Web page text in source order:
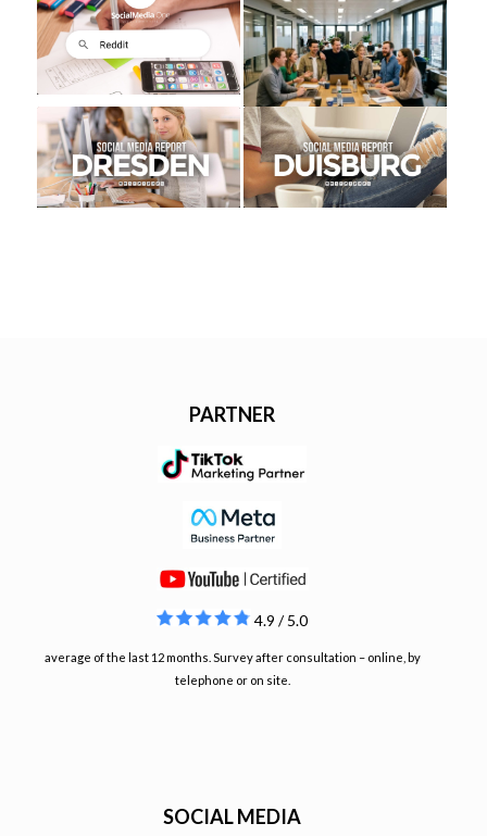
PARTNER
4.9 / 5.0
average of the last 12 months. Survey after consultation – online, by
telephone or on site.
SOCIAL MEDIA